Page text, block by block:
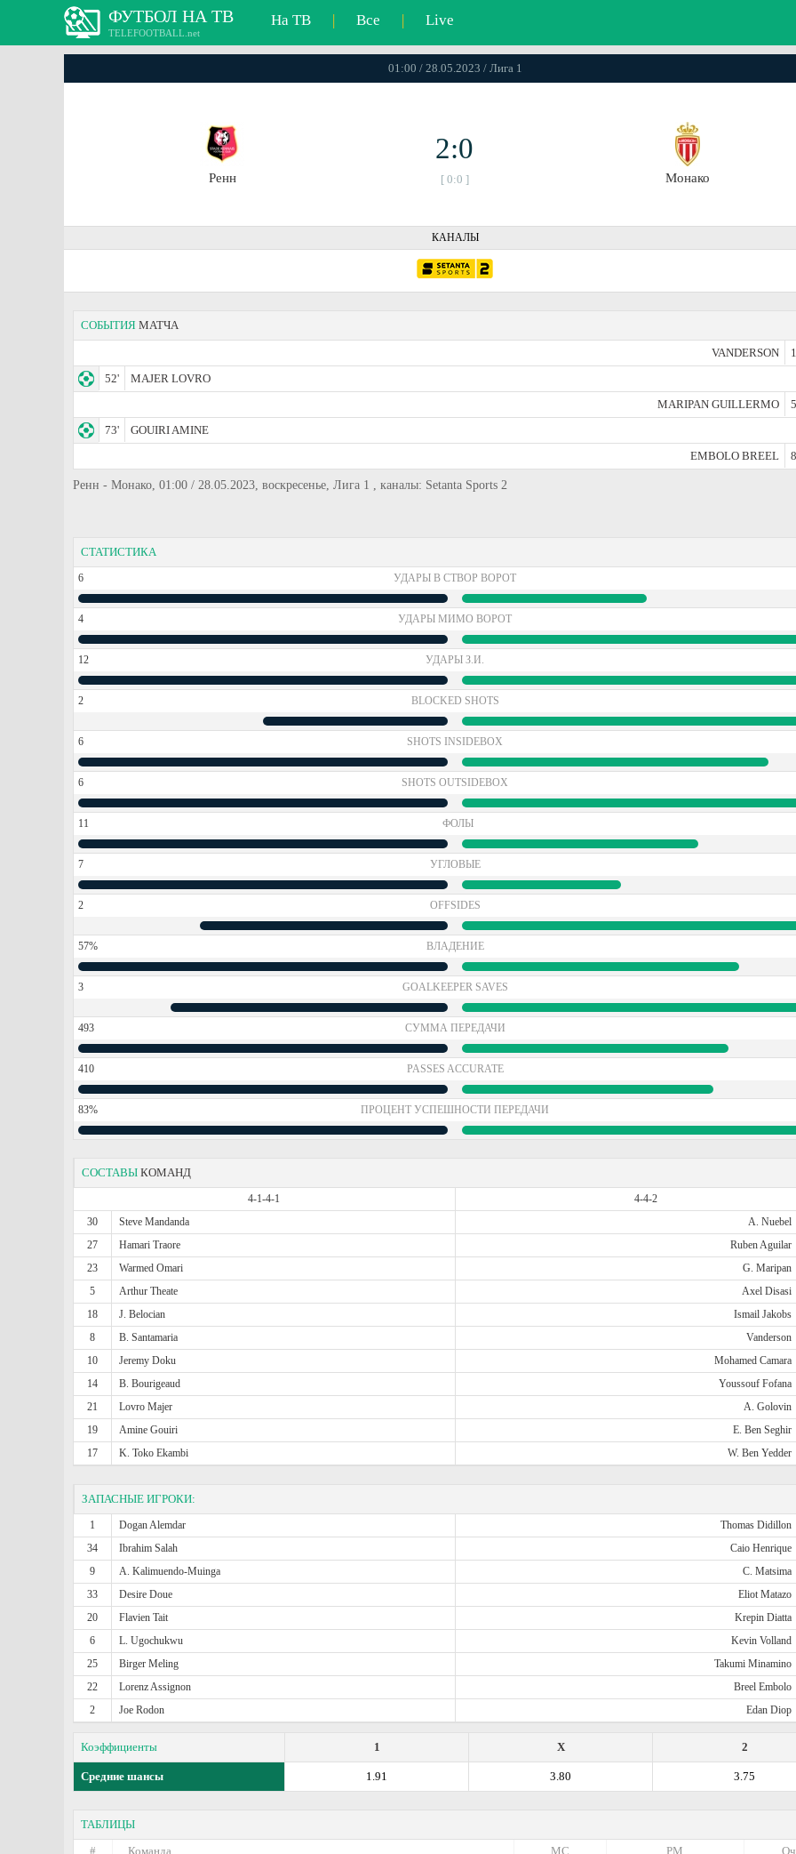
ФУТБОЛ НА ТВ
TELEFOOTBALL.net
На ТВ | Все | Live
01:00 / 28.05.2023 / Лига 1
Ренн
2:0
[ 0:0 ] Монако
КАНАЛЫ
СОБЫТИЯ МАТЧА
VANDERSON
52'
MAJER LOVRO
MARIPAN GUILLERMO
73'
GOUIRI AMINE
EMBOLO BREEL
Ренн - Монако, 01:00 / 28.05.2023, воскресенье, Лига 1 , каналы: Setanta Sports 2
СТАТИСТИКА
6 УДАРЫ В СТВОР ВОРОТ
4 УДАРЫ МИМО ВОРОТ
12 УДАРЫ З.И.
2 BLOCKED SHOTS
6 SHOTS INSIDEBOX
6 SHOTS OUTSIDEBOX
11 ФОЛЫ
7 УГЛОВЫЕ
2 OFFSIDES
57% ВЛАДЕНИЕ
3 GOALKEEPER SAVES
493 СУММА ПЕРЕДАЧИ
410 PASSES ACCURATE
83% ПРОЦЕНТ УСПЕШНОСТИ ПЕРЕДАЧИ
СОСТАВЫ КОМАНД
4-1-4-1
4-4-2
30
Steve Mandanda A. Nuebel
27
Hamari Traore Ruben Aguilar
23
Warmed Omari G. Maripan
5
Arthur Theate Axel Disasi
18
J. Belocian Ismail Jakobs
8
B. Santamaria Vanderson
10
Jeremy Doku Mohamed Camara
14
B. Bourigeaud Youssouf Fofana
21
Lovro Majer A. Golovin
19
Amine Gouiri E. Ben Seghir
17
K. Toko Ekambi W. Ben Yedder
ЗАПАСНЫЕ ИГРОКИ:
1 Dogan Alemdar Thomas Didillon
34
Ibrahim Salah Caio Henrique
9
A. Kalimuendo-Muinga C. Matsima
33
Desire Doue Eliot Matazo
20
Flavien Tait Krepin Diatta
6
L. Ugochukwu Kevin Volland
25
Birger Meling Takumi Minamino
22
Lorenz Assignon Breel Embolo
2
Joe Rodon Edan Diop
Коэффициенты 2
X
1
Средние шансы 3.75
3.80
1.91
ТАБЛИЦЫ
#
Команда РМ
МС